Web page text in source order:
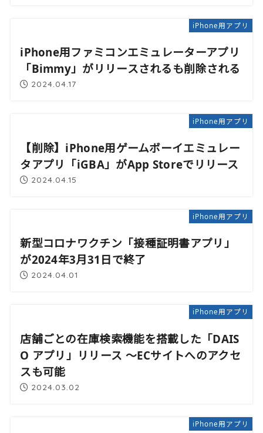
iPhone用アプリ
iPhone用ファミコンエミュレーターアプリ
「Bimmy」がリリースされるも削除される
2024.04.17
iPhone用アプリ
【削除】iPhone用ゲームボーイエミュレー
タアプリ「iGBA」がApp Storeでリリース
2024.04.15
iPhone用アプリ
新型コロナワクチン「接種証明書アプリ」
が2024年3月31日で終了
2024.04.01
iPhone用アプリ
店舗ごとの在庫検索機能を搭載した「DAIS
O アプリ」リリース 〜ECサイトへのアクセ
スも可能
2024.03.02
iPhone用アプリ